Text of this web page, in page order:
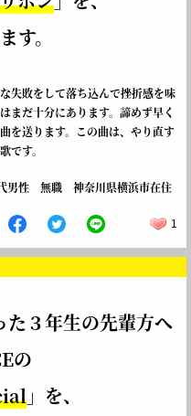
す。
失敗をして落ち込んで挫折感を味
まだ十分にあります。諦めず早く
を送ります。この曲は、やり直す
です。
男性 無職 神奈川県横浜市在住
1
た３年生の先輩方へ
の
」を、